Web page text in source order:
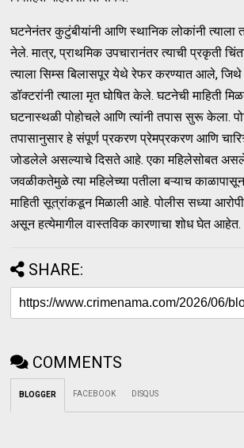
घटनेनंतर कुटुंबीयांनी आणि स्थानिक लोकांनी त्याला
नेले. मात्र, प्राथमिक उपचारानंतर त्याची प्रकृती
त्याला सिम्स बिलासपूर येथे रेफर करण्यात आले, जिथे
डॉक्टरांनी त्याला मृत घोषित केले. घटनेची माहिती
घटनास्थळी पोहोचले आणि त्यांनी तपास सुरू केला.
तपासानुसार हे संपूर्ण प्रकरण प्रेमप्रकरण आणि
जोडलेले असल्याचे दिसते आहे. एका महिलेसोबत
जवळीकतेमुळे त्या महिलेच्या पतीला बऱ्याच
माहिती सूत्रांकडून मिळाली आहे. पोलीस सध्या
असून हत्येमागील वास्तविक कारणाचा शोध घेत आहेत.
SHARE:
COMMENTS
BLOGGER FACEBOOK DISQUS